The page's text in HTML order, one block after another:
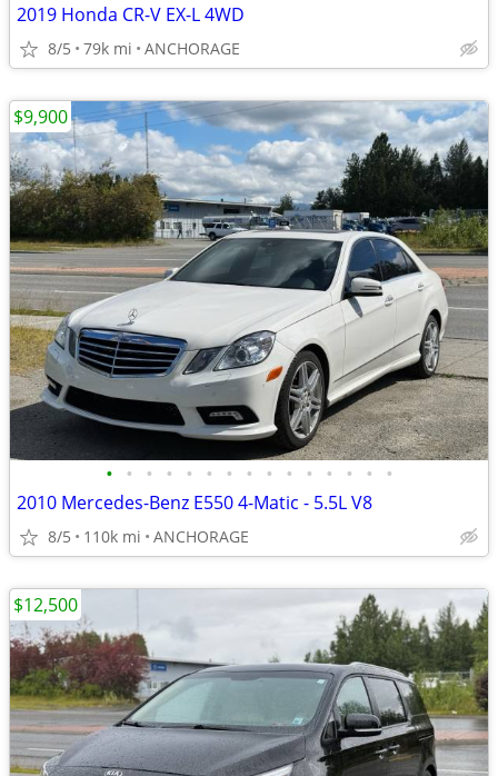
2019 Honda CR-V EX-L 4WD
8/5 79k mi ANCHORAGE
• • • • • • • • • • • • • • •
2010 Mercedes-Benz E550 4-Matic - 5.5L V8
8/5 110k mi ANCHORAGE
$9,900
$12,500